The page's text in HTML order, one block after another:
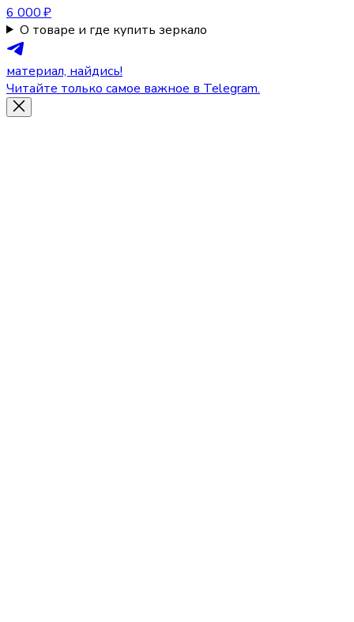
6 000 ₽
О товаре и где купить зеркало
материал, найдись!
Читайте только самое важное в Telegram.